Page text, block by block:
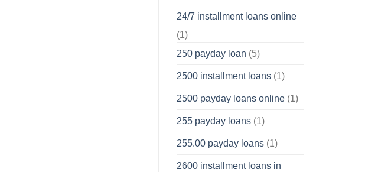
24/7 installment loans online
(1)
250 payday loan (5)
2500 installment loans(1)
2500 payday loans online(1)
255 payday loans(1)
255.00 payday loans(1)
2600 installment loans in